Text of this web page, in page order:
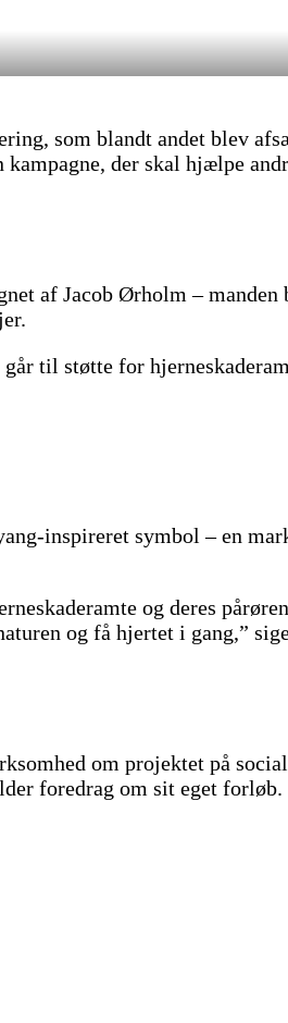
som blandt andet blev
der skal hjælpe
af Jacob Ørholm – manden
går til støtte for
inspireret symbol – en
og deres
og få hjertet i gang,”
om projektet på
foredrag om sit eget forløb.